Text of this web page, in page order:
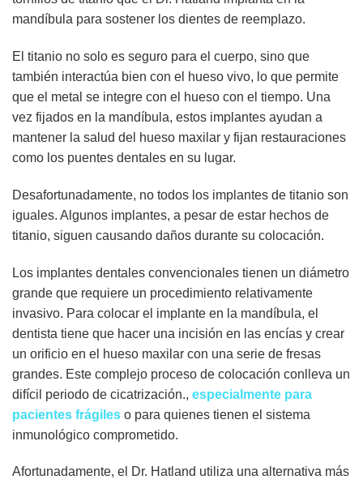
mandíbula para sostener los dientes de reemplazo.
El titanio no solo es seguro para el cuerpo, sino que
también interactúa bien con el hueso vivo, lo que permite
que el metal se integre con el hueso con el tiempo. Una
vez fijados en la mandíbula, estos implantes ayudan a
mantener la salud del hueso maxilar y fijan restauraciones
como los puentes dentales en su lugar.
Desafortunadamente, no todos los implantes de titanio son
iguales. Algunos implantes, a pesar de estar hechos de
titanio, siguen causando daños durante su colocación.
Los implantes dentales convencionales tienen un diámetro
grande que requiere un procedimiento relativamente
invasivo. Para colocar el implante en la mandíbula, el
dentista tiene que hacer una incisión en las encías y crear
un orificio en el hueso maxilar con una serie de fresas
grandes. Este complejo proceso de colocación conlleva un
difícil periodo de cicatrización., especialmente para
pacientes frágiles o para quienes tienen el sistema
inmunológico comprometido.
Afortunadamente, el Dr. Hatland utiliza una alternativa más